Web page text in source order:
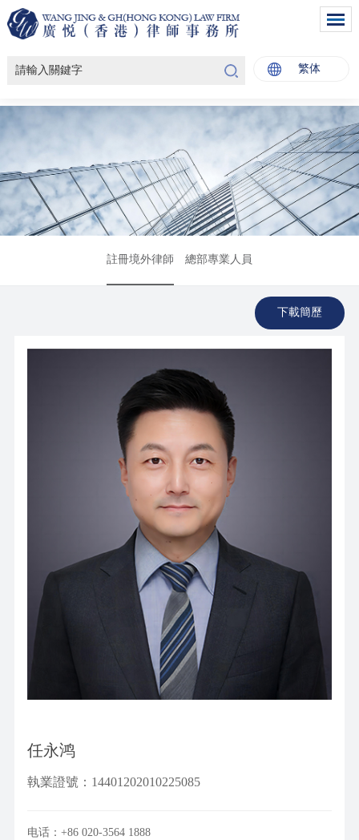
繁体
註冊境外律師 總部專業人員
下載簡歷
任永鸿
執業證號：14401202010225085
电话：+86 020-3564 1888